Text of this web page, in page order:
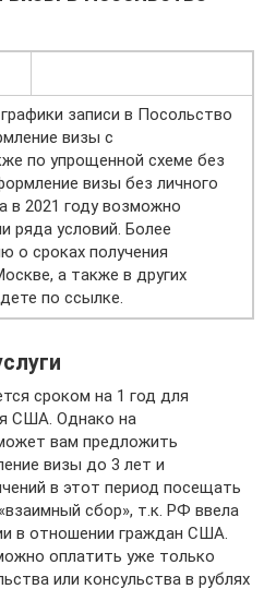
записи в Посольство
визы с
по упрощенной схеме без
визы без личного
в 2021 году возможно
ряда условий. Более
о сроках получения
а также в других
по ссылке.
сроком на 1 год для
США. Однако на
вам предложить
визы до 3 лет и
в этот период посещать
сбор», т.к. РФ ввела
в отношении граждан США.
оплатить уже только
или консульства в рублях